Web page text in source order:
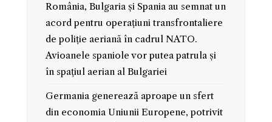
România, Bulgaria și Spania au semnat un
acord pentru operațiuni transfrontaliere
de poliție aeriană în cadrul NATO.
Avioanele spaniole vor putea patrula și
în spațiul aerian al Bulgariei
Germania generează aproape un sfert
din economia Uniunii Europene, potrivit